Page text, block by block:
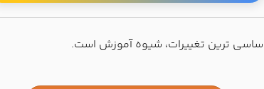
اساسی ترین تغییرات، شیوه آموزش است.